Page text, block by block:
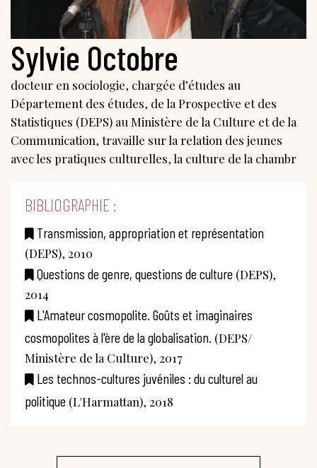
Sylvie Octobre
docteur en sociologie, chargée d’études au
Département des études, de la Prospective et des
Statistiques (DEPS) au Ministère de la Culture et de la
Communication, travaille sur la relation des jeunes
avec les pratiques culturelles, la culture de la chambr
BIBLIOGRAPHIE :
Transmission, appropriation et représentation
(DEPS), 2010
Questions de genre, questions de culture (DEPS),
2014
L'Amateur cosmopolite. Goûts et imaginaires
cosmopolites à l'ère de la globalisation. (DEPS/
Ministère de la Culture), 2017
Les technos-cultures juvéniles : du culturel au
politique (L'Harmattan), 2018